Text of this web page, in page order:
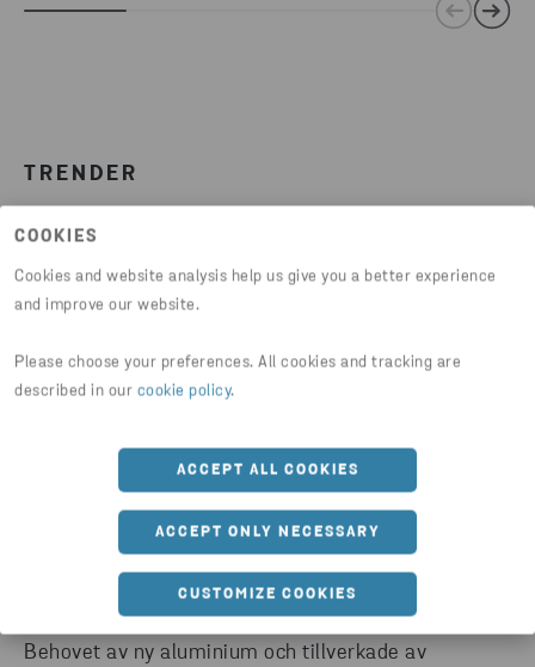
COOKIES
Cookies and website analysis help us give you a better experience
and improve our website.
Please choose your preferences. All cookies and tracking are
described in our cookie policy.
ACCEPT ALL COOKIES
ACCEPT ONLY NECESSARY
CUSTOMIZE COOKIES
TRENDER
MER ÄN 30 PROCENT MER ÅTERVUNNET
ÅREN
aluminiumproduktionen från återvunna material
produktionen under de senaste tio åren.
DEN GLOBALA EFTERFRÅGAN FÖRVÄNTAS ÖKA
Behovet av ny aluminium och tillverkade av